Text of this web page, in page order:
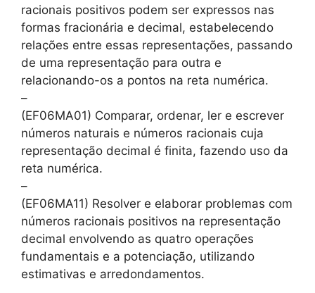
racionais positivos podem ser expressos nas
formas fracionária e decimal, estabelecendo
relações entre essas representações, passando
de uma representação para outra e
relacionando-os a pontos na reta numérica.
–
(EF06MA01) Comparar, ordenar, ler e escrever
números naturais e números racionais cuja
representação decimal é finita, fazendo uso da
reta numérica.
–
(EF06MA11) Resolver e elaborar problemas com
números racionais positivos na representação
decimal envolvendo as quatro operações
fundamentais e a potenciação, utilizando
estimativas e arredondamentos.